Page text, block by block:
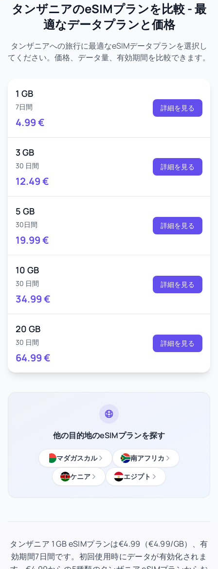
タンザニアのeSIMプランを比較 - 最
適なデータプランと価格
タンザニアへの旅行に最適なeSIMデータプランを選択し
てください。価格、データ量、有効期間を比較できます。
1 GB
7日間
4.99€
詳細を見る
3 GB
30 日間
12.49€
詳細を見る
5 GB
30日間
19.99€
詳細を見る
10 GB
30 日間
34.99€
詳細を見る
20 GB
30 日間
64.99€
詳細を見る
他の目的地のeSIMプランを探す
マダガスカル
南アフリカ
ケニア
エジプト
タンザニア 1 GB eSIMプランは€4.99（€4.99/GB）、有
効期間7日間です。初回使用時にデータが有効化されま